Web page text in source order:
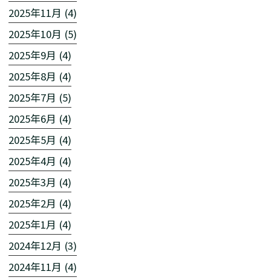
2025年11月 (4)
2025年10月 (5)
2025年9月 (4)
2025年8月 (4)
2025年7月 (5)
2025年6月 (4)
2025年5月 (4)
2025年4月 (4)
2025年3月 (4)
2025年2月 (4)
2025年1月 (4)
2024年12月 (3)
2024年11月 (4)